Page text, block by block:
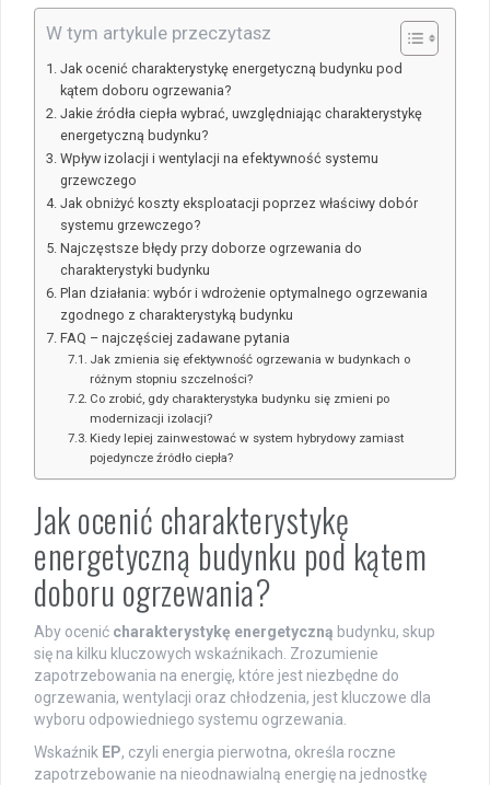
W tym artykule przeczytasz
Jak ocenić charakterystykę energetyczną budynku pod
kątem doboru ogrzewania?
Jakie źródła ciepła wybrać, uwzględniając charakterystykę
energetyczną budynku?
Wpływ izolacji i wentylacji na efektywność systemu
grzewczego
Jak obniżyć koszty eksploatacji poprzez właściwy dobór
systemu grzewczego?
Najczęstsze błędy przy doborze ogrzewania do
charakterystyki budynku
Plan działania: wybór i wdrożenie optymalnego ogrzewania
zgodnego z charakterystyką budynku
FAQ – najczęściej zadawane pytania
Jak zmienia się efektywność ogrzewania w budynkach o
różnym stopniu szczelności?
Co zrobić, gdy charakterystyka budynku się zmieni po
modernizacji izolacji?
Kiedy lepiej zainwestować w system hybrydowy zamiast
pojedyncze źródło ciepła?
Jak ocenić charakterystykę
energetyczną budynku pod kątem
doboru ogrzewania?
Aby ocenić charakterystykę energetyczną budynku, skup
się na kilku kluczowych wskaźnikach. Zrozumienie
zapotrzebowania na energię, które jest niezbędne do
ogrzewania, wentylacji oraz chłodzenia, jest kluczowe dla
wyboru odpowiedniego systemu ogrzewania.
Wskaźnik EP, czyli energia pierwotna, określa roczne
zapotrzebowanie na nieodnawialną energię na jednostkę